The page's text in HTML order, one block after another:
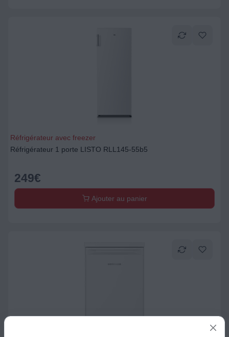
Réfrigérateur avec freezer
Réfrigérateur 1 porte LISTO RLL145-55b5
249€
Ajouter au panier